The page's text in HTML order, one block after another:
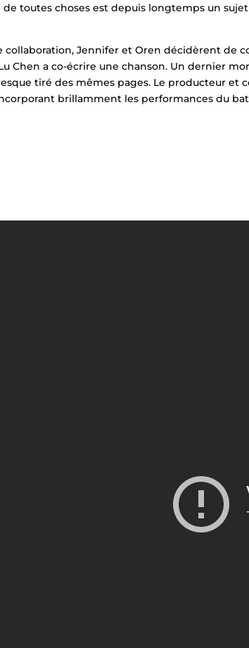
de toutes choses est depuis longtemps un
Jennifer et Oren décidèrent de
Chen a co-écrire une chanson. Un dernier
tiré des mêmes pages. Le producteur et
brillamment les performances du